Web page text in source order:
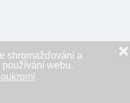
shromažďování a
webu.
❌
POPTÁVKU